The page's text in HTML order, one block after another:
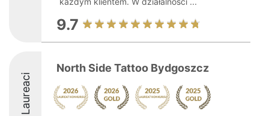
9.7
Laureaci
North Side Tattoo Bydgoszcz